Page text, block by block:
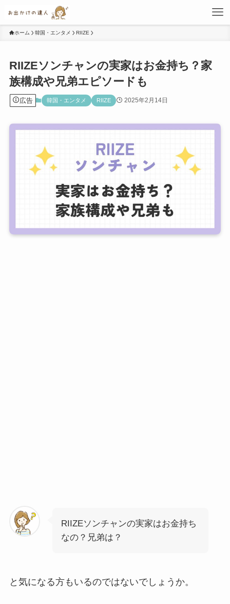
ホーム 韓国・エンタメ RIIZE
RIIZEソンチャンの実家はお金持ち？家
族構成や兄弟エピソードも
広告 韓国・エンタメ RIIZE 2025年2月14日
RIIZEソンチャンの実家はお金持ち
なの？兄弟は？
と気になる方もいるのではないでしょうか。